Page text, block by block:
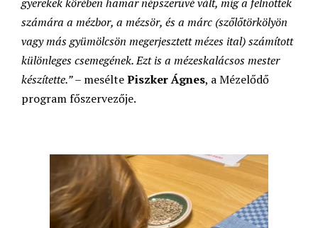
számára a mézbor, a mézsör, és a márc (szőlőtörkölyön
vagy más gyümölcsön megerjesztett mézes ital) számított
különleges csemegének. Ezt is a mézeskalácsos mester
készítette.”– meséltePiszker Ágnes, a Mézelődő
program főszervezője.